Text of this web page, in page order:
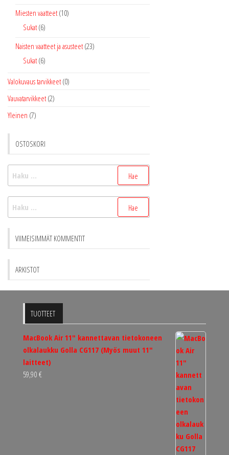
Miesten vaatteet (10)
Sukat (6)
Naisten vaatteet ja asusteet (23)
Sukat (6)
Valokuvaus tarvikkeet (0)
Vauvatarvikkeet (2)
Yleinen (7)
OSTOSKORI
Haku:
Haku:
VIIMEISIMMÄT KOMMENTIT
ARKISTOT
TUOTTEET
MacBook Air 11" kannettavan tietokoneen
olkalaukku Golla CG117 (Myös muut 11"
laitteet)
59,90 €